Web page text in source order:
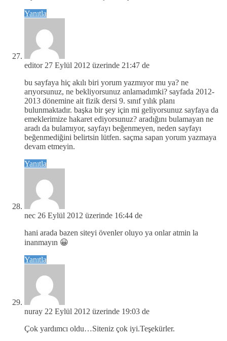
Yanıtla
editor 27 Eylül 2012 üzerinde 21:47 de
bu sayfaya hiç akılı biri yorum yazmıyor mu ya? ne
arıyorsunuz, ne bekliyorsunuz anlamadımki? sayfada 2012-
2013 dönemine ait fizik dersi 9. sınıf yılık planı
bulunmaktadır. başka bir şey için mi geliyorsunuz sayfaya da
emeklerimize hakaret ediyorsunuz? aradığını bulamayan ne
aradı da bulamıyor, sayfayı beğenmeyen, neden sayfayı
beğenmediğini belirtsin lütfen. saçma sapan yorum yazmaya
devam etmeyin.
Yanıtla
nec 26 Eylül 2012 üzerinde 16:44 de
hani arada bazen siteyi övenler oluyo ya onlar atmin la
inanmayın 😀
Yanıtla
nuray 22 Eylül 2012 üzerinde 19:03 de
Çok yardımcı oldu…Siteniz çok iyi.Teşekürler.